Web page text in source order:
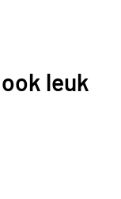
leuk